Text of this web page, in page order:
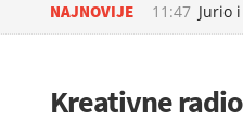
NAJNOVIJE
08.08.2026. u11:47 Jurio i do
Kreativne